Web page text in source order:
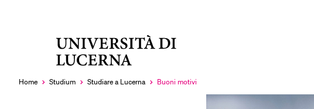
Home Studium Studiare a Lucerna
Currently
Buoni motivi
RECENT SEARCHES